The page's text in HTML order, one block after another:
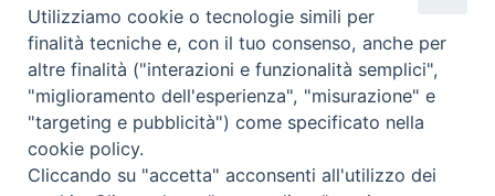
Orari Curia
Mar. / Mer. / Giov. ore 9 - 13
nei mesi estivi solo Martedì ore 9 - 13
Utilizziamo cookie o tecnologie simili per
finalità tecniche e, con il tuo consenso, anche per
altre finalità ("interazioni e funzionalità semplici",
"miglioramento dell'esperienza", "misurazione" e
"targeting e pubblicità") come specificato nella
cookie policy.
Cliccando su "accetta" acconsenti all'utilizzo dei